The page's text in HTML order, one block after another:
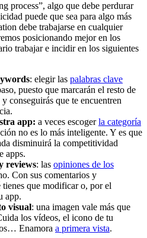
process”, algo que debe perdurar
puede que sea para algo más
debe trabajarse en cualquier
posicionando mejor en los
trabajar e incidir en los siguientes
: elegir las palabras clave
puesto que marcarán el resto de
conseguirás que te encuentren
app: a veces escogerla categoría
no es lo más inteligente. Y es que
disminuirá la competitividad
apps.
reviews: las opiniones de los
Con sus comentarios y
tienes que modificar o, por el
app.
visual: una imagen vale más que
los vídeos, el icono de tu
Enamora a primera vista.